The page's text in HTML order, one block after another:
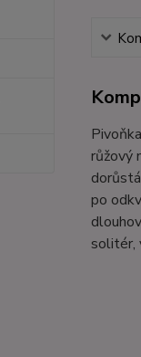
Pivoňka
růžový
po
solitér,